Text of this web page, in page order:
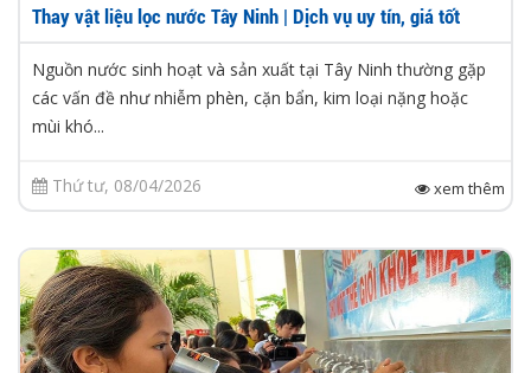
Thay vật liệu lọc nước Tây Ninh | Dịch vụ uy tín, giá tốt
Nguồn nước sinh hoạt và sản xuất tại Tây Ninh thường gặp
các vấn đề như nhiễm phèn, cặn bẩn, kim loại nặng hoặc
mùi khó...
Thứ tư, 08/04/2026 xem thêm